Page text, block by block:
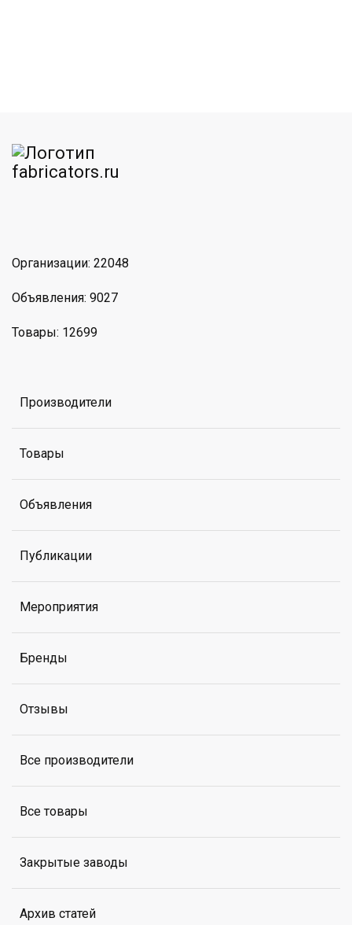
Организации: 22048
Объявления: 9027
Товары: 12699
Производители
Товары
Объявления
Публикации
Мероприятия
Бренды
Отзывы
Все производители
Все товары
Закрытые заводы
Архив статей